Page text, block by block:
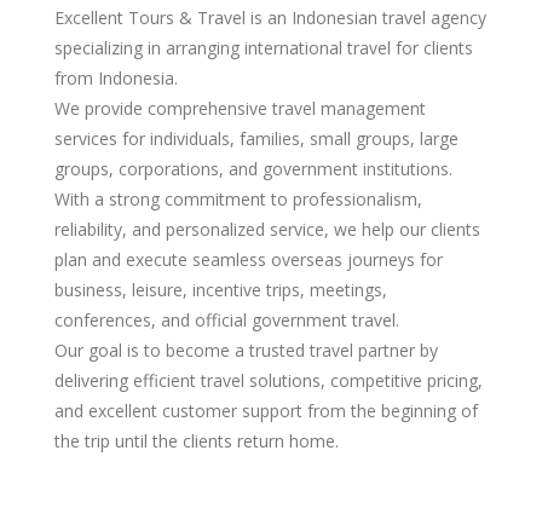
Excellent Tours & Travel is an Indonesian travel agency
specializing in arranging international travel for clients
from Indonesia.
We provide comprehensive travel management
services for individuals, families, small groups, large
groups, corporations, and government institutions.
With a strong commitment to professionalism,
reliability, and personalized service, we help our clients
plan and execute seamless overseas journeys for
business, leisure, incentive trips, meetings,
conferences, and official government travel.
Our goal is to become a trusted travel partner by
delivering efficient travel solutions, competitive pricing,
and excellent customer support from the beginning of
the trip until the clients return home.